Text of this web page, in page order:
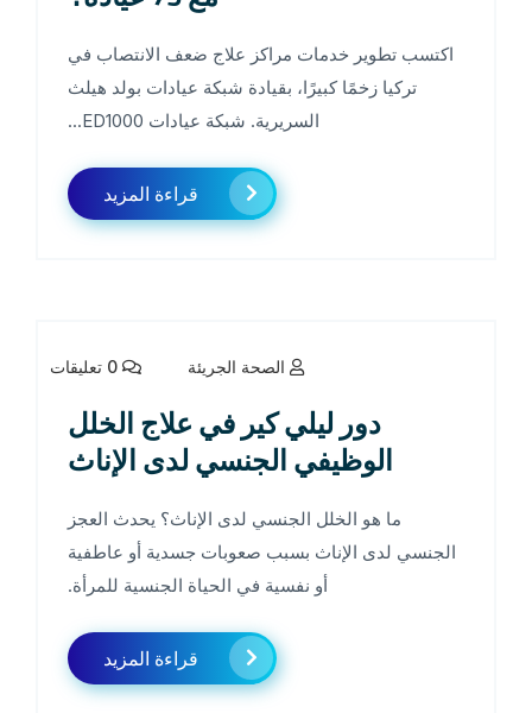
اكتسب تطوير خدمات مراكز علاج ضعف الانتصاب في
تركيا زخمًا كبيرًا، بقيادة شبكة عيادات بولد هيلث
السريرية. شبكة عيادات ED1000...
قراءة المزيد
الصحة الجريئة
دور ليلي كير في علاج الخلل
الوظيفي الجنسي لدى الإناث
ما هو الخلل الجنسي لدى الإناث؟ يحدث العجز
الجنسي لدى الإناث بسبب صعوبات جسدية أو عاطفية
أو نفسية في الحياة الجنسية للمرأة.
قراءة المزيد